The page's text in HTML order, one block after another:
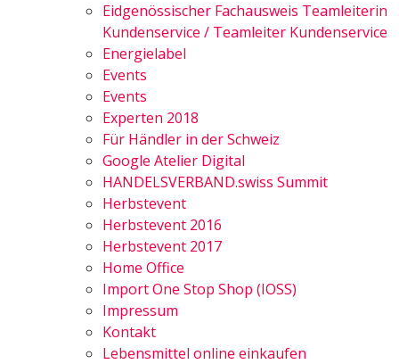
Eidgenössischer Fachausweis Teamleiterin
Kundenservice / Teamleiter Kundenservice
Energielabel
Events
Events
Experten 2018
Für Händler in der Schweiz
Google Atelier Digital
HANDELSVERBAND.swiss Summit
Herbstevent
Herbstevent 2016
Herbstevent 2017
Home Office
Import One Stop Shop (IOSS)
Impressum
Kontakt
Lebensmittel online einkaufen